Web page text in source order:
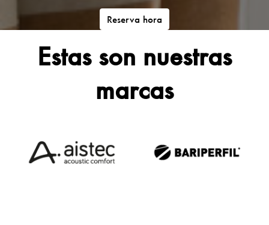
Reserva hora
Estas son nuestras
marcas